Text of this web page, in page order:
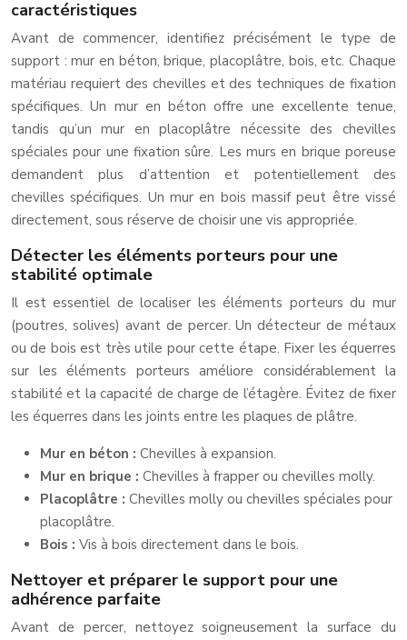
caractéristiques
Avant de commencer, identifiez précisément le type de
support : mur en béton, brique, placoplâtre, bois, etc. Chaque
matériau requiert des chevilles et des techniques de fixation
spécifiques. Un mur en béton offre une excellente tenue,
tandis qu’un mur en placoplâtre nécessite des chevilles
spéciales pour une fixation sûre. Les murs en brique poreuse
demandent plus d’attention et potentiellement des
chevilles spécifiques. Un mur en bois massif peut être vissé
directement, sous réserve de choisir une vis appropriée.
Détecter les éléments porteurs pour une
stabilité optimale
Il est essentiel de localiser les éléments porteurs du mur
(poutres, solives) avant de percer. Un détecteur de métaux
ou de bois est très utile pour cette étape. Fixer les équerres
sur les éléments porteurs améliore considérablement la
stabilité et la capacité de charge de l’étagère. Évitez de fixer
les équerres dans les joints entre les plaques de plâtre.
Mur en béton : Chevilles à expansion.
Mur en brique : Chevilles à frapper ou chevilles molly.
Placoplâtre : Chevilles molly ou chevilles spéciales pour
placoplâtre.
Bois : Vis à bois directement dans le bois.
Nettoyer et préparer le support pour une
adhérence parfaite
Avant de percer, nettoyez soigneusement la surface du